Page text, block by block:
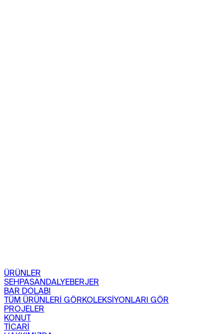
ÜRÜNLER
SEHPASANDALYEBERJER
BAR DOLABI
TÜM ÜRÜNLERİ GÖRKOLEKSİYONLARI GÖR
PROJELER
KONUT
TİCARİ